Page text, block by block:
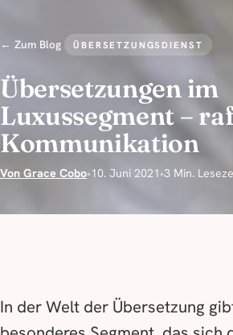
← Zum Blog ÜBERSETZUNGSDIENST
Übersetzungen im
Luxussegment –
Kommunikation
Von Grace Cobo•10. Juni 2021•3 Min.
In der Welt der Übersetzung